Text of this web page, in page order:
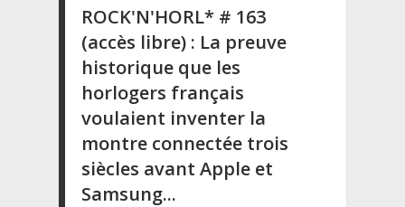
ROCK'N'HORL* # 163
(accès libre) : La preuve
historique que les
horlogers français
voulaient inventer la
montre connectée trois
siècles avant Apple et
Samsung...